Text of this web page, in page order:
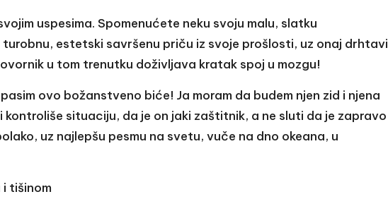
uspesima. Spomenućete neku svoju malu, slatku
estetski savršenu priču iz svoje prošlosti, uz onaj drhtavi
u tom trenutku doživljava kratak spoj u mozgu!
ovo božanstveno biće! Ja moram da budem njen zid i njena
kontroliše situaciju, da je on jaki zaštitnik, a ne sluti da je zapravo
uz najlepšu pesmu na svetu, vuče na dno okeana, u
tišinom